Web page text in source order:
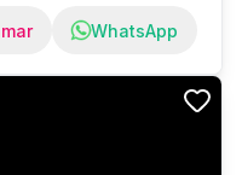
Excelente / Muy buen
de circulación:
esquelas: Sin
realizados al día.
WhatsApp